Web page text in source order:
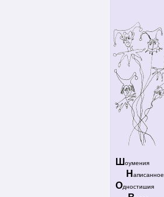
Ш оумения
Н аписанное
Одностишия